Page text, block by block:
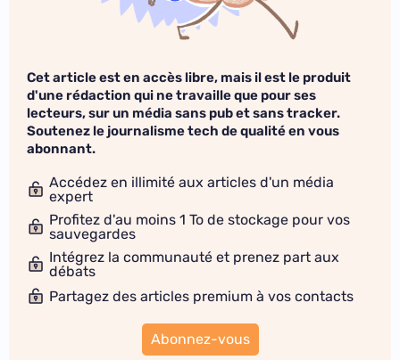
Cet article est en accès libre, mais il est le produit
d'une rédaction qui ne travaille que pour ses
lecteurs, sur un média sans pub et sans tracker.
Soutenez le journalisme tech de qualité en vous
abonnant.
Accédez en illimité aux articles d'un média
expert
Profitez d'au moins 1 To de stockage pour vos
sauvegardes
Intégrez la communauté et prenez part aux
débats
Partagez des articles premium à vos contacts
Abonnez-vous